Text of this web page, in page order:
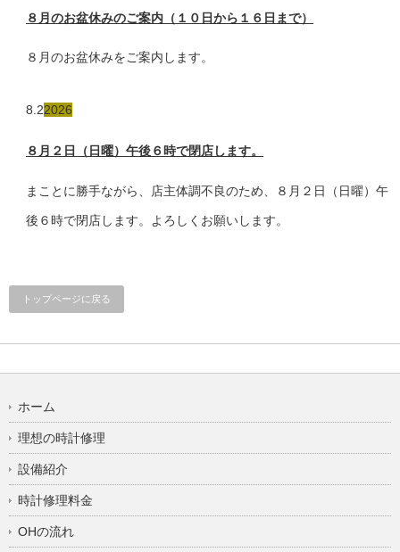
８月のお盆休みのご案内（１０日から１６日まで）
８月のお盆休みをご案内します。
8.22026
８月２日（日曜）午後６時で閉店します。
まことに勝手ながら、店主体調不良のため、８月２日（日曜）午
後６時で閉店します。よろしくお願いします。
トップページに戻る
ホーム
理想の時計修理
設備紹介
時計修理料金
OHの流れ